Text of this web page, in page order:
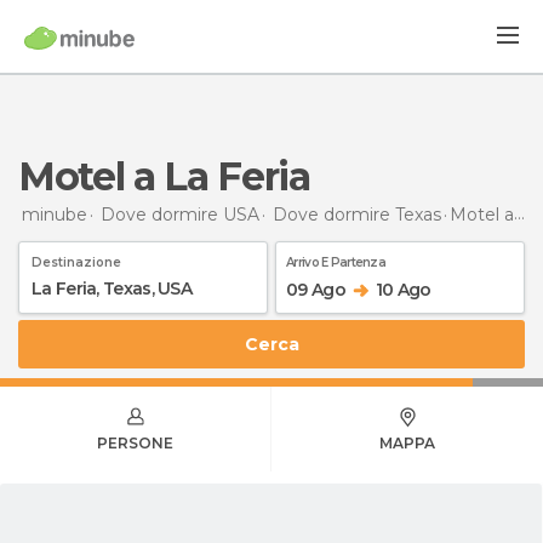
Motel a La Feria
minube Dove dormire USA Dove dormire Texas Motel a La Feria
Destinazione Arrivo E Partenza
09 Ago 10 Ago
Cerca
PERSONE MAPPA